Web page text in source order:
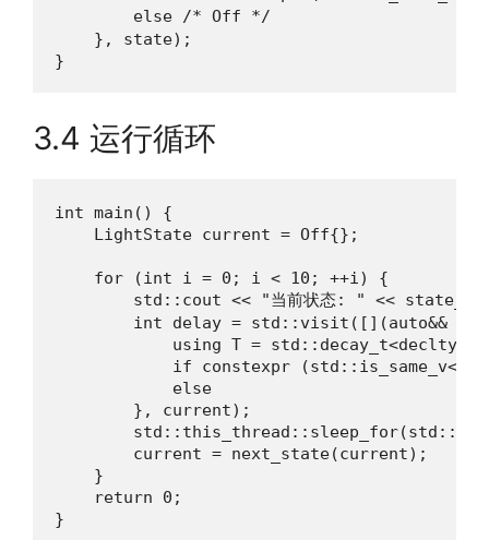
else /* Off */
    }, state);
}
3.4 运行循环
int main() {
    LightState current = Off{};
    for (int i = 0; i < 10; ++i) {
std::cout << "当前状态: " <<
int delay = std::visit([](auto&& s)
using T =
if constexpr (std::is_same_v<T,
else
        }, current);
        current = next_state(current);
    }
    return 0;
}